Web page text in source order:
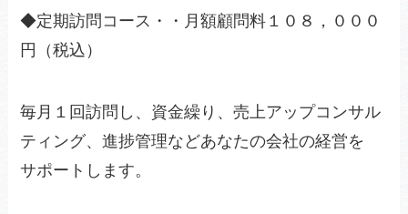
◆定期訪問コース・・月額顧問料１０８，０００
円（税込）
毎月１回訪問し、資金繰り、売上アップコンサル
ティング、進捗管理などあなたの会社の経営を
サポートします。